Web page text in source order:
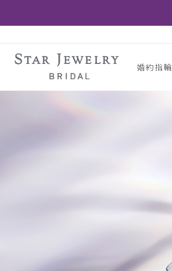
婚約指輪